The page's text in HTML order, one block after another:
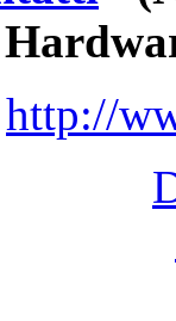
http://